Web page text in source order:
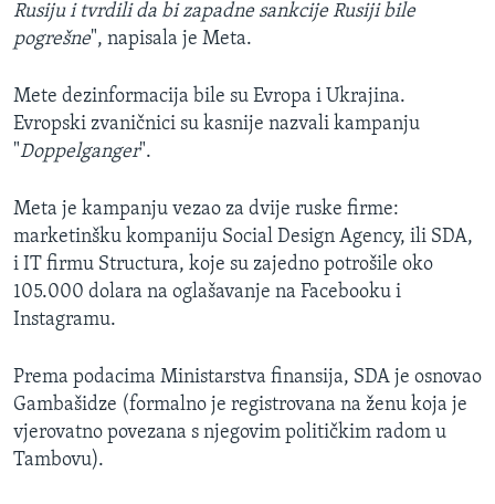
Rusiju i tvrdili da bi zapadne sankcije Rusiji bile
pogrešne", napisala je Meta.
Mete dezinformacija bile su Evropa i Ukrajina.
Evropski zvaničnici su kasnije nazvali kampanju
"Doppelganger".
Meta je kampanju vezao za dvije ruske firme:
marketinšku kompaniju Social Design Agency, ili SDA,
i IT firmu Structura, koje su zajedno potrošile oko
105.000 dolara na oglašavanje na Facebooku i
Instagramu.
Prema podacima Ministarstva finansija, SDA je osnovao
Gambašidze (formalno je registrovana na ženu koja je
vjerovatno povezana s njegovim političkim radom u
Tambovu).